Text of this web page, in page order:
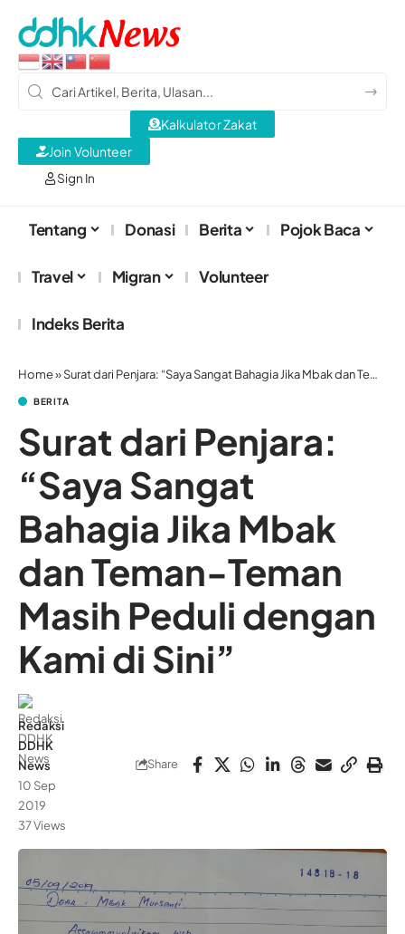
Sign In
Kalkulator Zakat
Join Volunteer
Tentang Donasi Berita Pojok Baca
Travel Migran Volunteer
Indeks Berita
Home»Surat dari Penjara: “Saya Sangat Bahagia Jika Mbak dan Teman-Teman Masih Peduli dengan Kami di Sini”
BERITA
Surat dari Penjara:
“Saya Sangat
Bahagia Jika Mbak
dan Teman-Teman
Masih Peduli dengan
Kami di Sini”
Redaksi
DDHK
News
10 Sep
2019
37 Views
Share